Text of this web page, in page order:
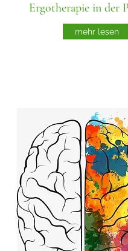
Ergotherapie in der
mehr lesen